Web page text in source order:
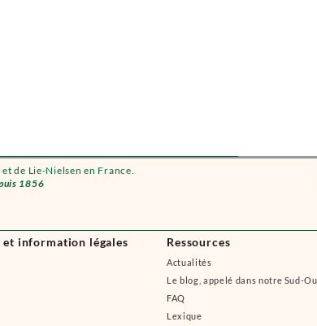
de Lie-Nielsen en France.
1856
et information légales Ressources
Actualités
Le blog, appelé dans notre Sud-
FAQ
Lexique